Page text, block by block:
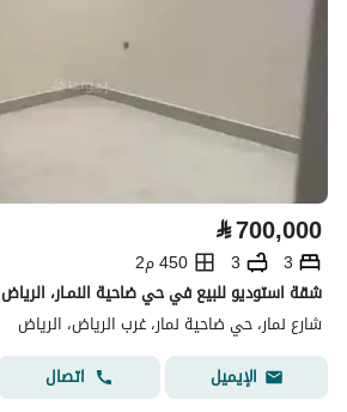
⃁700,000
3
3
450 م2
شقة استوديو للبيع في حي ضاحية النمـار، الرياض
شارع نمار، حي ضاحية نمار، غرب الرياض، الرياض
الإيميل
اتصال